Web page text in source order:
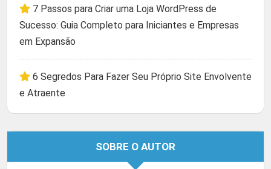
7 Passos para Criar uma Loja WordPress de
Sucesso: Guia Completo para Iniciantes e Empresas
em Expansão
6 Segredos Para Fazer Seu Próprio Site Envolvente
e Atraente
SOBRE O AUTOR